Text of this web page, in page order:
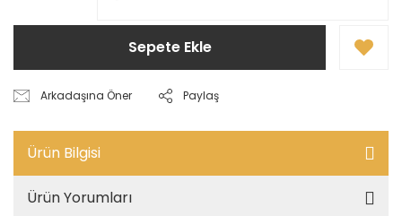
Sepete Ekle
Arkadaşına Öner Paylaş
Ürün Bilgisi
Ürün Yorumları